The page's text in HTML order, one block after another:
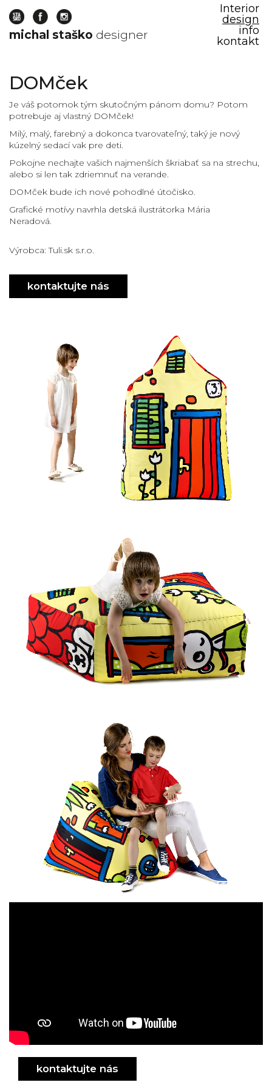
michal staško designer
Interior
design
info
kontakt
DOMček
Je váš potomok tým skutočným pánom domu? Potom
potrebuje aj vlastný DOMček!
Milý, malý, farebný a dokonca tvarovateľný, taký je nový
kúzelný sedací vak pre deti.
Pokojne nechajte vašich najmenších škriabať sa na strechu,
alebo si len tak zdriemnuť na verande.
DOMček bude ich nové pohodlné útočisko.
Grafické motívy navrhla detská ilustrátorka Mária
Neradová.
Výrobca:Tuli.sk s.r.o.
kontaktujte nás
kontaktujte nás
design